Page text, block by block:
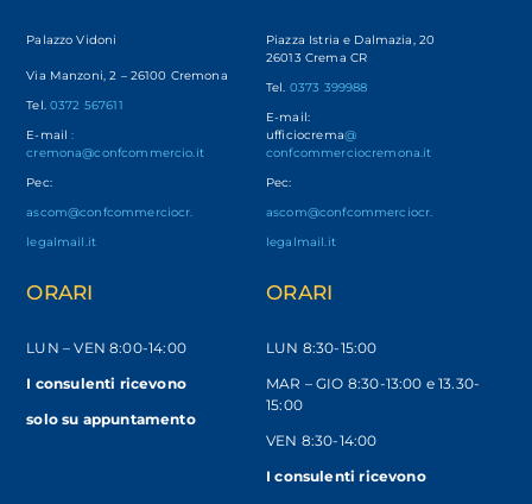
Palazzo Vidoni
Via Manzoni, 2 – 26100 Cremona
Tel. 0372 567611
E-mail:
cremona@confcommercio.it
Pec:
ascom@confcommerciocr.
legalmail.it
ORARI
LUN – VEN8:00-14:00
I consulenti ricevono
solosu appuntamento
Piazza Istria e Dalmazia, 20
26013 Crema CR
Tel. 0373 399988
E-mail:
ufficiocrema@
confcommerciocremona.it
Pec:
ascom@confcommerciocr.
legalmail.it
ORARI
LUN 8:30-15:00
MAR – GIO 8:30-13:00 e 13.30-
15:00
VEN 8:30-14:00
I consulenti ricevono